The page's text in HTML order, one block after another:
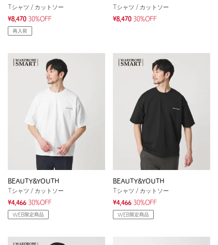
Tシャツ / カットソー
¥8,470 30%OFF
再入荷
Tシャツ / カットソー
¥8,470 30%OFF
BEAUTY&YOUTH
Tシャツ / カットソー
¥4,466 30%OFF
WEB限定商品
BEAUTY&YOUTH
Tシャツ / カットソー
¥4,466 30%OFF
WEB限定商品